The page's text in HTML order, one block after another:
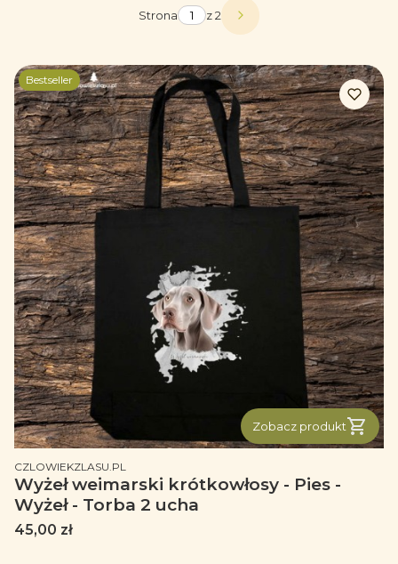
Strona z 2 Następne produkty
Bestseller
Zobacz produkt
PRODUCENT
CZLOWIEKZLASU.PL
Wyżeł weimarski krótkowłosy - Pies -
Wyżeł - Torba 2 ucha
Cena
45,00 zł